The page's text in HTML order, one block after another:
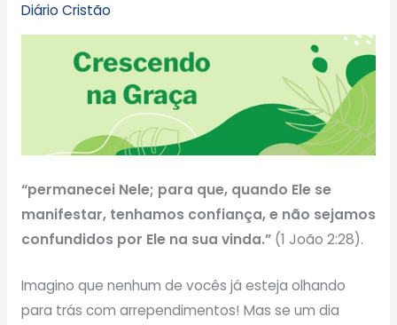
Diário Cristão
“permanecei Nele; para que, quando Ele se
manifestar, tenhamos confiança, e não sejamos
confundidos por Ele na sua vinda.”(1 João 2:28).
Imagino que nenhum de vocês já esteja olhando
para trás com arrependimentos! Mas se um dia